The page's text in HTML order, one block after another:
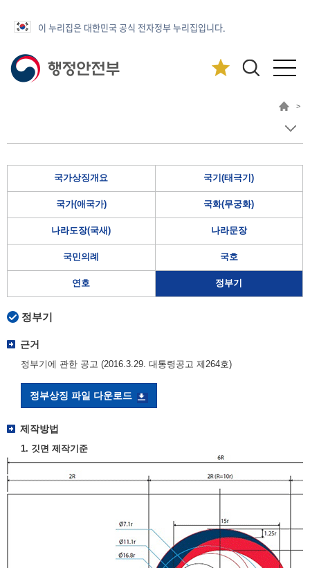
이 누리집은 대한민국 공식 전자정부 누리집입니다.
>
국가상징개요 국기(태극기)
국가(애국가) 국화(무궁화)
나라도장(국새) 나라문장
국민의례 국호
연호 정부기
정부기
근거
정부기에 관한 공고 (2016.3.29. 대통령공고 제264호)
정부상징 파일 다운로드
제작방법
1. 깃면 제작기준